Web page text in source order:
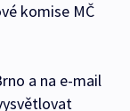
komise MČ
a na e-mail